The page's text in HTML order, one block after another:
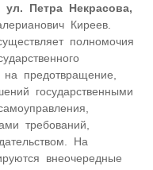
ул. Петра Некрасова,
Киреев.
полномочия
предотвращение,
государственными
требований,
На
внеочередные